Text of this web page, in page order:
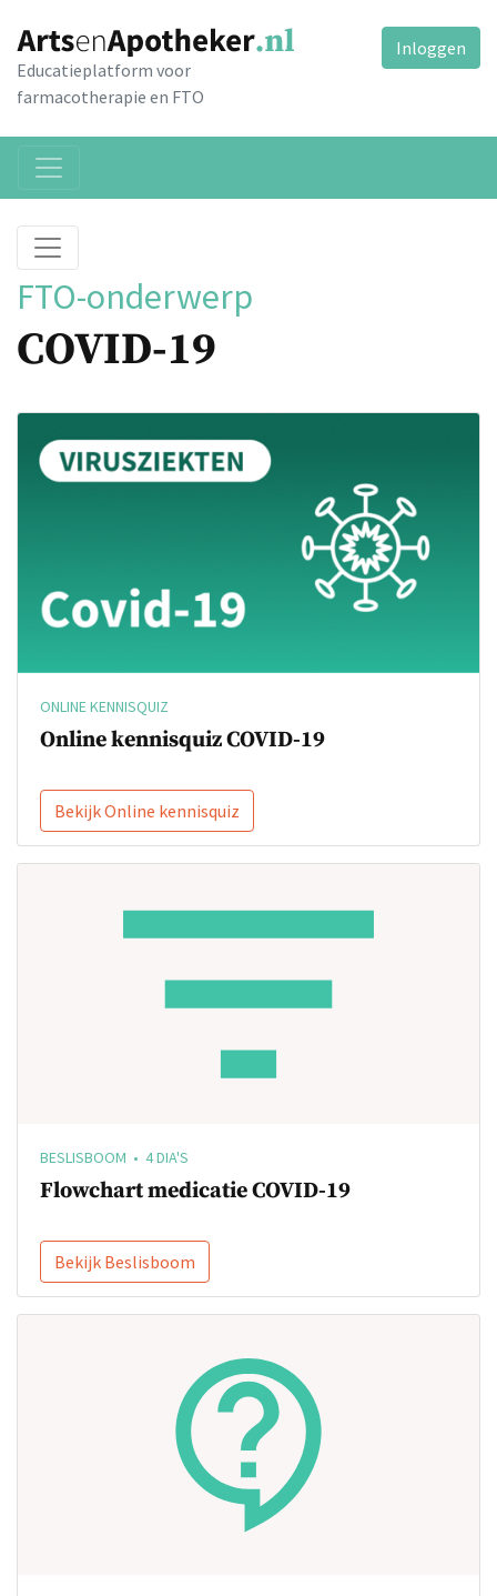
Educatieplatform voor
farmacotherapie en FTO
Inloggen
FTO-onderwerp
COVID-19
ONLINE KENNISQUIZ
Online kennisquiz COVID-19
Bekijk Online kennisquiz
BESLISBOOM • 4 DIA'S
Flowchart medicatie COVID-19
Bekijk Beslisboom